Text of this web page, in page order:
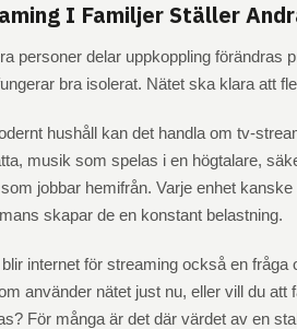
I Familjer Ställer
personer delar uppkoppling förändras
bra isolerat. Nätet ska klara att
hushåll kan det handla om tv-
musik som spelas i en högtalare,
jobbar hemifrån. Varje enhet
skapar de en konstant belastning.
internet för streaming också en
använder nätet just nu, eller vill du
För många är det där värdet av en